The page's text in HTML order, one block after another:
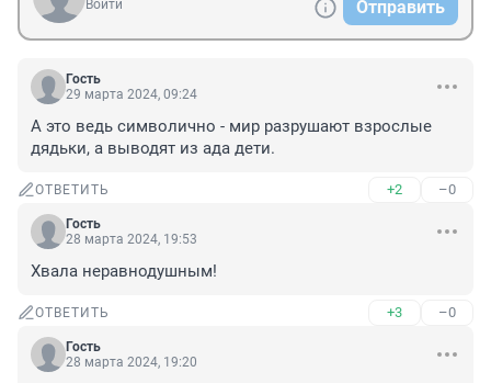
Войти
Отправить
Гость
29 марта 2024, 09:24
А это ведь символично - мир разрушают взрослые
дядьки, а выводят из ада дети.
ОТВЕТИТЬ +2 –0
Гость
28 марта 2024, 19:53
Хвала неравнодушным!
ОТВЕТИТЬ +3 –0
Гость
28 марта 2024, 19:20